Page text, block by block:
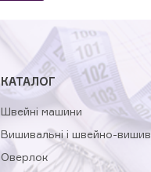
КАТАЛОГ
Швейні машини
Вишивальні і швейно-
Оверлок